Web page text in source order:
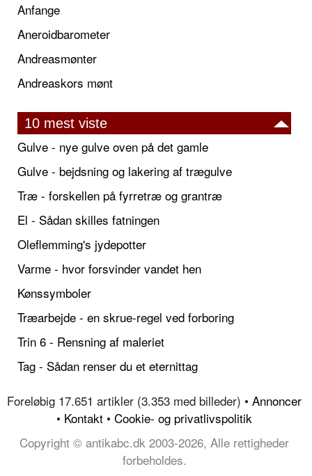
Anfange
Aneroidbarometer
Andreasmønter
Andreaskors mønt
10 mest viste
Gulve - nye gulve oven på det gamle
Gulve - bejdsning og lakering af trægulve
Træ - forskellen på fyrretræ og grantræ
El - Sådan skilles fatningen
Oleflemming's jydepotter
Varme - hvor forsvinder vandet hen
Kønssymboler
Træarbejde - en skrue-regel ved forboring
Trin 6 - Rensning af maleriet
Tag - Sådan renser du et eternittag
Foreløbig 17.651 artikler (3.353 med billeder) • Annoncer
• Kontakt • Cookie- og privatlivspolitik
Copyright © antikabc.dk 2003-2026, Alle rettigheder
forbeholdes.